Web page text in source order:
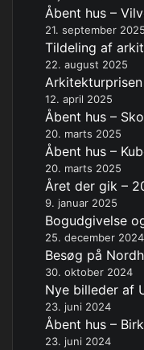
Åbent hus –
21. september 2025
Tildeling af
22. august 2025
12. april 2025
Åbent hus –
20. marts 2025
Åbent hus –
20. marts 2025
Året der gik –
9. januar 2025
Bogudgivelse
25. december 2024
Besøg på
30. oktober 2024
Nye billeder af
23. juni 2024
Åbent hus –
23. juni 2024